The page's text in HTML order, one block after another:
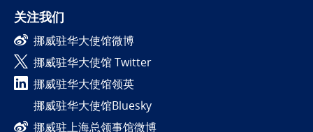
关注我们
挪威驻华大使馆微博
挪威驻华大使馆 Twitter
挪威驻华大使馆领英
挪威驻华大使馆Bluesky
挪威驻上海总领事馆微博